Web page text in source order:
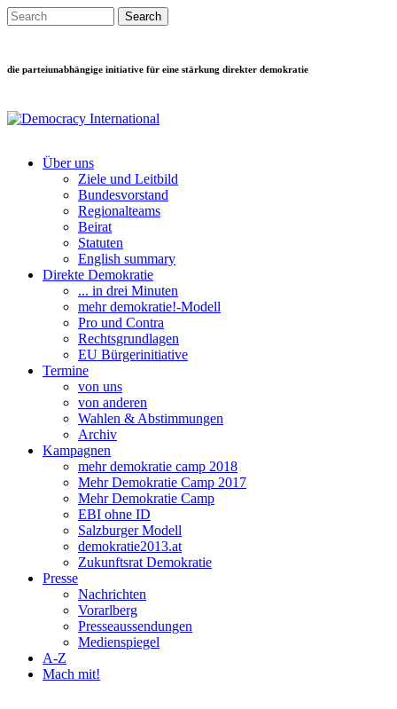
Direkt zum Inhalt
Search this site
die parteiunabhängige initiative für eine stärkung direkter demokratie
Main menu
Über uns
Ziele und Leitbild
Bundesvorstand
Regionalteams
Beirat
Statuten
English summary
Direkte Demokratie
... in drei Minuten
mehr demokratie!-Modell
Pro und Contra
Rechtsgrundlagen
EU Bürgerinitiative
Termine
von uns
von anderen
Wahlen & Abstimmungen
Archiv
Kampagnen
mehr demokratie camp 2018
Mehr Demokratie Camp 2017
Mehr Demokratie Camp
EBI ohne ID
Salzburger Modell
demokratie2013.at
Zukunftsrat Demokratie
Presse
Nachrichten
Vorarlberg
Presseaussendungen
Medienspiegel
A-Z
Mach mit!